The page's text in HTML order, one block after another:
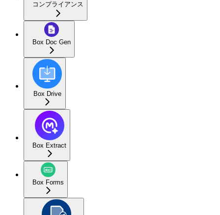
コンプライアンス
Box Doc Gen
Box Drive
Box Extract
Box Forms